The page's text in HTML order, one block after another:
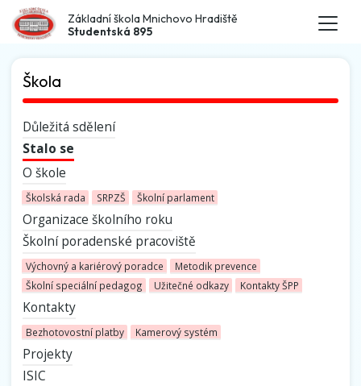
Základní škola Mnichovo Hradiště
Studentská 895
Škola
Důležitá sdělení
Stalo se
O škole
Školská rada SRPZŠ Školní parlament
Organizace školního roku
Školní poradenské pracoviště
Výchovný a kariérový poradce
Metodik prevence
Školní speciální pedagog
Užitečné odkazy Kontakty ŠPP
Kontakty
Bezhotovostní platby Kamerový systém
Projekty
ISIC